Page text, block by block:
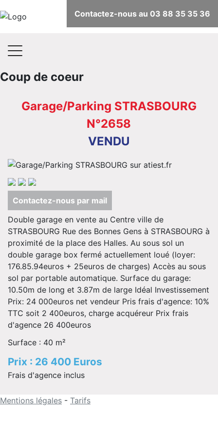
Contactez-nous au 03 88 35 35 36
Coup de coeur
Garage/Parking STRASBOURG
N°2658
VENDU
Contactez-nous par mail
Double garage en vente au Centre ville de
STRASBOURG Rue des Bonnes Gens à STRASBOURG à
proximité de la place des Halles. Au sous sol un
double garage box fermé actuellement loué (loyer:
176.85.94euros + 25euros de charges) Accès au sous
sol par portable automatique. Surface du garage:
10.50m de long et 3.87m de large Idéal Investissement
Prix: 24 000euros net vendeur Pris frais d'agence: 10%
TTC soit 2 400euros, charge acquéreur Prix frais
d'agence 26 400euros
Surface : 40 m²
Prix : 26 400 Euros
Frais d'agence inclus
Mentions légales - Tarifs